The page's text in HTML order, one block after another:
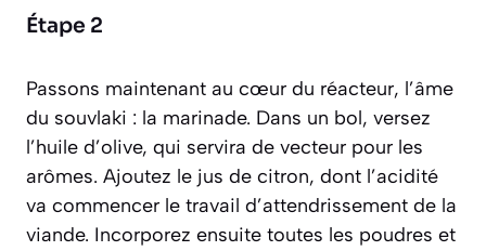
Étape 2
Passons maintenant au cœur du réacteur, l’âme
du souvlaki : la marinade. Dans un bol, versez
l’huile d’olive, qui servira de vecteur pour les
arômes. Ajoutez le jus de citron, dont l’acidité
va commencer le travail d’attendrissement de la
viande. Incorporez ensuite toutes les poudres et